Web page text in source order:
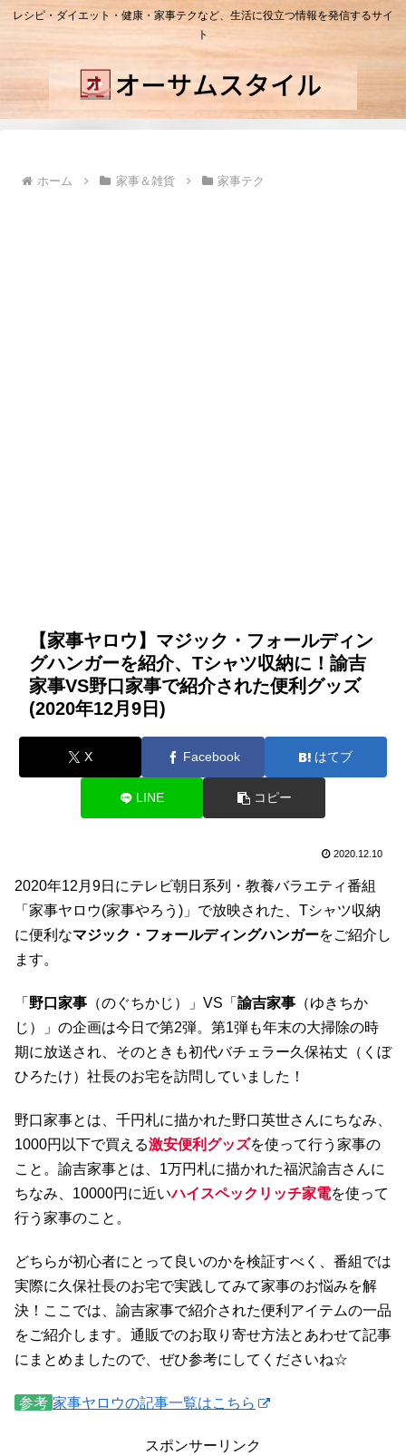
レシピ・ダイエット・健康・家事テクなど、生活に役立つ情報を発信するサイ
ト
ホーム 家事＆雑貨 家事テク
【家事ヤロウ】マジック・フォールディン
グハンガーを紹介、Tシャツ収納に！諭吉
家事VS野口家事で紹介された便利グッズ
(2020年12月9日)
X Facebook はてブ
LINE コピー
2020.12.10
2020年12月9日にテレビ朝日系列・教養バラエティ番組
「家事ヤロウ(家事やろう)」で放映された、Tシャツ収納
に便利なマジック・フォールディングハンガーをご紹介し
ます。
「 野口家事 （のぐちかじ）」VS「 諭吉家事 （ゆきちか
じ）」の企画は今日で第2弾。第1弾も年末の大掃除の時
期に放送され、そのときも初代バチェラー久保祐丈（くぼ
ひろたけ）社長のお宅を訪問していました！
野口家事とは、千円札に描かれた野口英世さんにちなみ、
1000円以下で買える激安便利グッズを使って行う家事の
こと。諭吉家事とは、1万円札に描かれた福沢諭吉さんに
ちなみ、10000円に近いハイスペックリッチ家電を使って
行う家事のこと。
どちらが初心者にとって良いのかを検証すべく、番組では
実際に久保社長のお宅で実践してみて家事のお悩みを解
決！ここでは、諭吉家事で紹介された便利アイテムの一品
をご紹介します。通販でのお取り寄せ方法とあわせて記事
にまとめましたので、ぜひ参考にしてくださいね☆
参考 家事ヤロウの記事一覧はこちら
スポンサーリンク